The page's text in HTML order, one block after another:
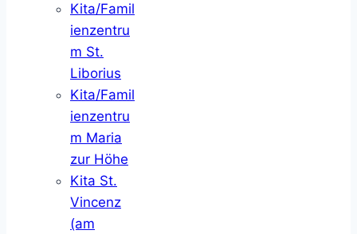
Kita/Famil
ienzentru
m St.
Liborius
Kita/Famil
ienzentru
m Maria
zur Höhe
Kita St.
Vincenz
(am